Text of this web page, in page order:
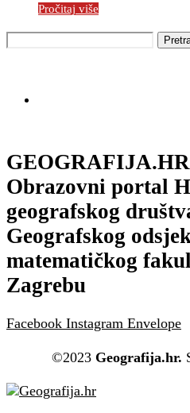
Pročitaj više
GEOGRAFIJA.HR
Obrazovni portal
geografskog
Geografskog
matematičkog
Zagrebu
Facebook Instagram Envelope
©2023 Geografija.hr.